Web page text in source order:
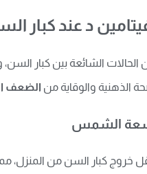
د عند كبار
الشائعة بين كبار
الذهنية والوقاية من الضعف
الشمس
خروج كبار السن من المنزل،